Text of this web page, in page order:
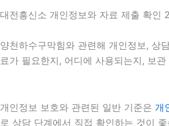
대전흥신소 개인정보와 자료 제출 확
양천하수구막힘와 관련해 개인정보,
료가 필요한지, 어디에 사용되는지, 보
개인정보 보호와 관련된 일반 기준은 개
로 상담 단계에서 직접 확인하는 것이